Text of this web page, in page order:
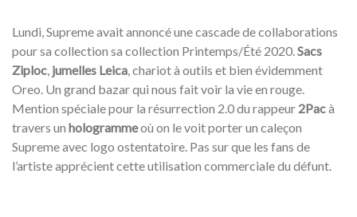
Lundi, Supreme avait annoncé une cascade de collaborations
pour sa collection sa collection Printemps/Été 2020.Sacs
Ziploc, jumelles Leica, chariot à outils et bien évidemment
Oreo. Un grand bazar qui nous fait voir la vie en rouge.
Mention spéciale pour la résurrection 2.0 du rappeur 2Pacà
travers un hologrammeoù on le voit porter un caleçon
Supreme avec logo ostentatoire. Pas sur que les fans de
l’artiste apprécient cette utilisation commerciale du défunt.